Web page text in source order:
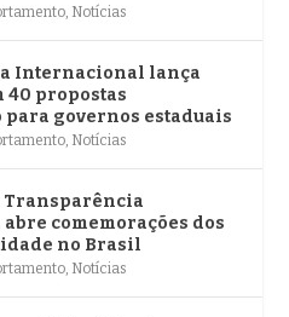
Notícias
Internacional lança
40 propostas
governos estaduais
Notícias
Transparência
comemorações dos
no Brasil
Notícias